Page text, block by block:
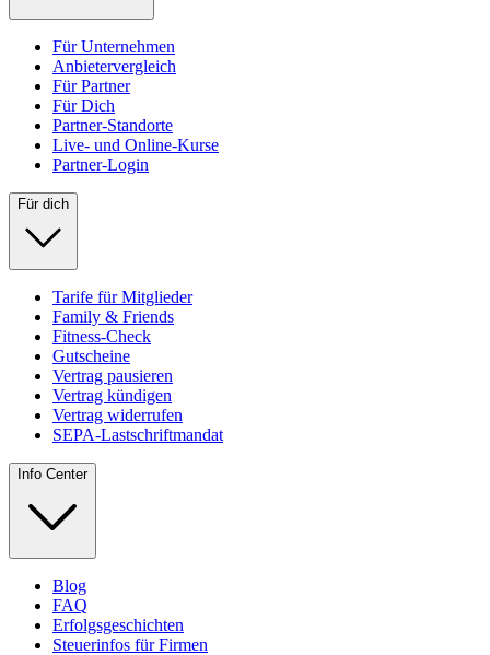
Für Unternehmen
Anbietervergleich
Für Partner
Für Dich
Partner-Standorte
Live- und Online-Kurse
Partner-Login
Für dich
Tarife für Mitglieder
Family & Friends
Fitness-Check
Gutscheine
Vertrag pausieren
Vertrag kündigen
Vertrag widerrufen
SEPA-Lastschriftmandat
Info Center
Blog
FAQ
Erfolgsgeschichten
Steuerinfos für Firmen